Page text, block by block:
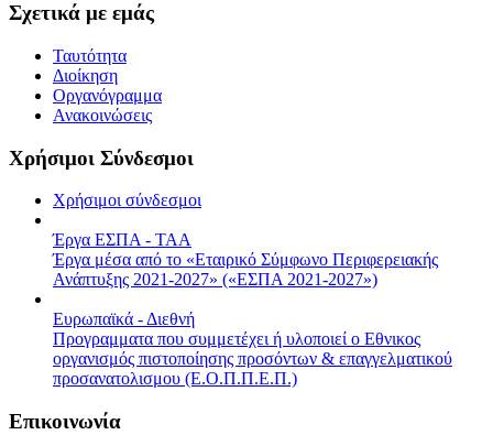
Σχετικά με εμάς
Ταυτότητα
Διοίκηση
Οργανόγραμμα
Ανακοινώσεις
Χρήσιμοι Σύνδεσμοι
Χρήσιμοι σύνδεσμοι
Έργα ΕΣΠΑ - ΤΑΑ
Έργα μέσα από το «Εταιρικό Σύμφωνο Περιφερειακής
Ανάπτυξης 2021-2027» («ΕΣΠΑ 2021-2027»)
Ευρωπαϊκά - Διεθνή
Προγραμματα που συμμετέχει ή υλοποιεί ο Εθνικος
οργανισμός πιστοποίησης προσόντων & επαγγελματικού
προσανατολισμου (Ε.Ο.Π.Π.Ε.Π.)
Επικοινωνία